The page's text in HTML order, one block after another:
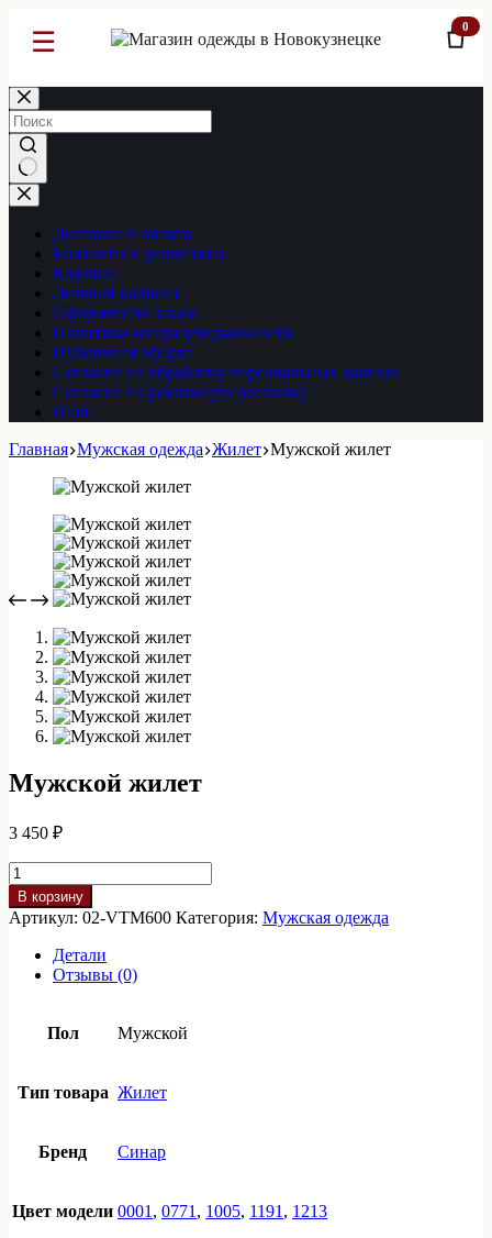
☰ 0
Перейти
к
сути
Ничего
не
найденоДоставка и оплата
Контакты и реквизиты
Корзина
Личный кабинет
Оформление заказа
Политика конфиденциальности
Публичная оферта
Согласие на обработку персональных данных
Согласие на рекламную рассылку
Шоп
Главная Мужская одежда Жилет Мужской жилет
Мужской жилет
3 450 ₽
Количество
товара
Мужской
жилет
В корзину
Артикул: 02-VTM600 Категория: Мужская одежда
Детали
Отзывы (0)
Пол Мужской
Тип товара Жилет
Бренд Синар
Цвет модели 0001 , 0771 , 1005, 1191 , 1213